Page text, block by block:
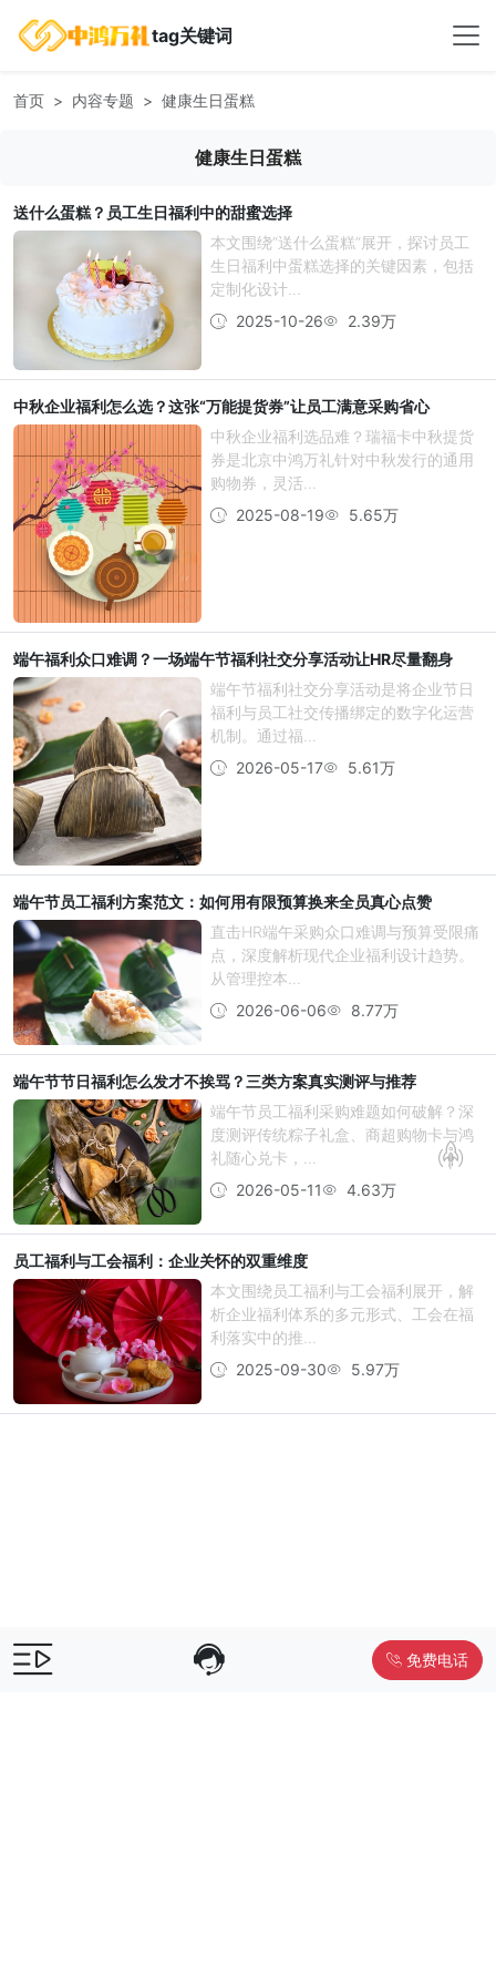
tag关键词
首页 内容专题 健康生日蛋糕
健康生日蛋糕
送什么蛋糕？员工生日福利中的甜蜜选择
本文围绕“送什么蛋糕”展开，探讨员工
生日福利中蛋糕选择的关键因素，包括
定制化设计...
2025-10-26
2.39万
中秋企业福利怎么选？这张“万能提货券”让员工满意采购省心
中秋企业福利选品难？瑞福卡中秋提货
券是北京中鸿万礼针对中秋发行的通用
购物券，灵活...
2025-08-19
5.65万
端午福利众口难调？一场端午节福利社交分享活动让HR尽量翻身
端午节福利社交分享活动是将企业节日
福利与员工社交传播绑定的数字化运营
机制。通过福...
2026-05-17
5.61万
端午节员工福利方案范文：如何用有限预算换来全员真心点赞
直击HR端午采购众口难调与预算受限痛
点，深度解析现代企业福利设计趋势。
从管理控本...
2026-06-06
8.77万
端午节节日福利怎么发才不挨骂？三类方案真实测评与推荐
端午节员工福利采购难题如何破解？深
度测评传统粽子礼盒、商超购物卡与鸿
礼随心兑卡，...
2026-05-11
4.63万
员工福利与工会福利：企业关怀的双重维度
本文围绕员工福利与工会福利展开，解
析企业福利体系的多元形式、工会在福
利落实中的推...
2025-09-30
5.97万
免费电话